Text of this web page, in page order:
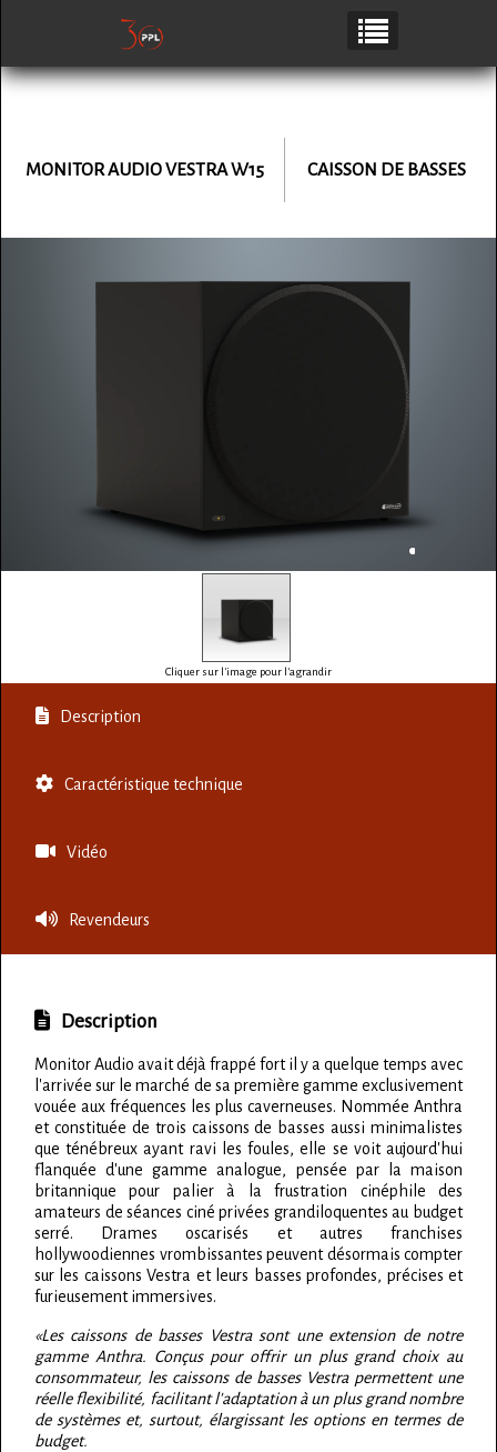
MONITOR AUDIO VESTRA W15 CAISSON DE BASSES
Cliquer sur l'image pour l'agrandir
Description
Caractéristique technique
Vidéo
Revendeurs
Description
Monitor Audio avait déjà frappé fort il y a quelque temps avec
l'arrivée sur le marché de sa première gamme exclusivement
vouée aux fréquences les plus caverneuses. Nommée Anthra
et constituée de trois caissons de basses aussi minimalistes
que ténébreux ayant ravi les foules, elle se voit aujourd'hui
flanquée d'une gamme analogue, pensée par la maison
britannique pour palier à la frustration cinéphile des
amateurs de séances ciné privées grandiloquentes au budget
serré. Drames oscarisés et autres franchises
hollywoodiennes vrombissantes peuvent désormais compter
sur les caissons Vestra et leurs basses profondes, précises et
furieusement immersives.
«Les caissons de basses Vestra sont une extension de notre
gamme Anthra. Conçus pour offrir un plus grand choix au
consommateur, les caissons de basses Vestra permettent une
réelle flexibilité, facilitant l'adaptation à un plus grand nombre
de systèmes et, surtout, élargissant les options en termes de
budget.